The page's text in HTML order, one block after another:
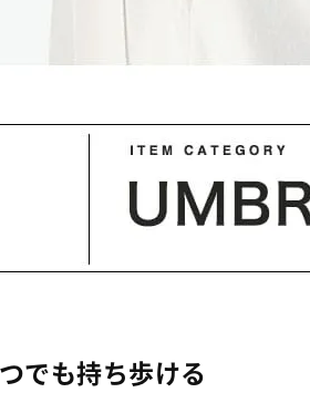
でも持ち歩ける